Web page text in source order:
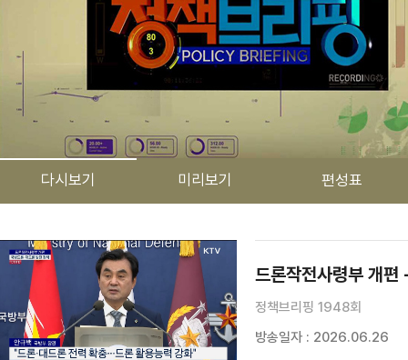
다시보기 미리보기 편성표
드론작전사령부 개편
정책브리핑 1948회
방송일자 : 2026.06.26
검색 조건
검색어 입력
검색